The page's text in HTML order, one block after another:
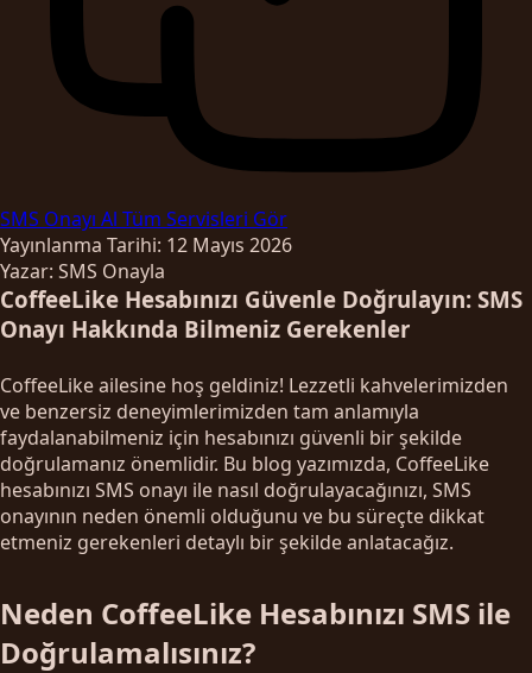
SMS Onayı Al Tüm Servisleri Gör
Yayınlanma Tarihi: 12 Mayıs 2026
Yazar: SMS Onayla
CoffeeLike Hesabınızı Güvenle Doğrulayın: SMS
Onayı Hakkında Bilmeniz Gerekenler
CoffeeLike ailesine hoş geldiniz! Lezzetli kahvelerimizden
ve benzersiz deneyimlerimizden tam anlamıyla
faydalanabilmeniz için hesabınızı güvenli bir şekilde
doğrulamanız önemlidir. Bu blog yazımızda, CoffeeLike
hesabınızı SMS onayı ile nasıl doğrulayacağınızı, SMS
onayının neden önemli olduğunu ve bu süreçte dikkat
etmeniz gerekenleri detaylı bir şekilde anlatacağız.
Neden CoffeeLike Hesabınızı SMS ile
Doğrulamalısınız?